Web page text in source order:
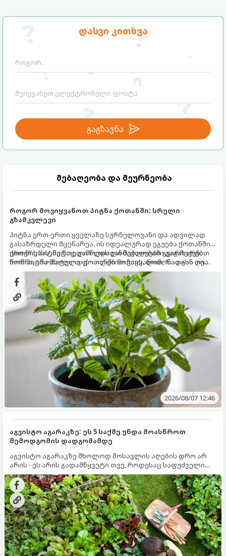
დასვი კითხვა
გაგზავნა
მებაღეობა და მეურნეობა
როგორ მოვიყვანოთ პიტნა ქოთანში: სრული
გზამკვლევი
პიტნა ერთ-ერთი ყველაზე სურნელოვანი და ადვილად
გასაზრდელი მცენარეა. ის იდეალურად ეგუება ქოთანში
ცხოვრებას, მეტიც, გამოცდილი მებაღეები გვირჩევენ,
რომ პიტნა მხოლოდ ქოთანში მოვიყვანოთ, რადგან ღია
გრუნტში (ბაღში) დარგვისას ის ფესვებით ძალიან
სწრაფად ვრცელდება და სხვა მცენარეებს ავიწროებს.
ქოთნის პიტნა მთელი წლის განმავლობაში გაგახარებთ
ნორჩი, არომატული ფოთლებით ჩაის, ლიმონათისა თუ
კერძებისთვის.
2026/08/07 12:46
აგვისტო აგარაკზე: ეს 5 საქმე უნდა მოასწროთ
შემოდგომის დადგომამდე
აგვისტო აგარაკზე მხოლოდ მოსავლის აღების დრო არ
არის - ეს არის გადამწყვეტი თვე, როდესაც საფუძველი
ეყრება მომავალი წლის მოსავალს და ბაღი მზადდება
შემოდგომა-ზამთრის სეზონისთვის. იმისათვის, რომ
ნიადაგმა ენერგია აღიდგინოს, ხოლო მცენარეებმა
ზამთარს გაუძლონ, აგვისტოს ბოლომდე 5
მნიშვნელოვანი საქმის გაკეთება უნდა მოასწროთ: